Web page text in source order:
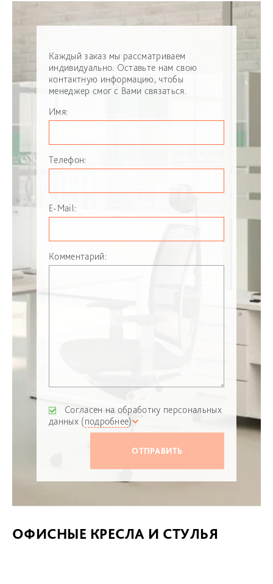
Каждый заказ мы рассматриваем
индивидуально. Оставьте нам свою
контактную информацию, чтобы
менеджер смог с Вами связаться.
Имя:
Телефон:
E-Mail:
Комментарий:
Согласен на обработку персональных
данных (подробнее)
ОФИСНЫЕ КРЕСЛА И СТУЛЬЯ